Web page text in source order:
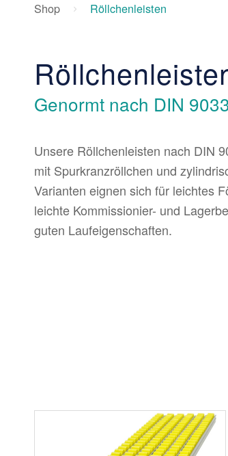
Shop Röllchenleisten
Genormt nach DIN 9033
Unsere Röllchenleisten nach DIN
mit Spurkranzröllchen und
Varianten eignen sich für leichtes
leichte Kommissionier- und
guten Laufeigenschaften.